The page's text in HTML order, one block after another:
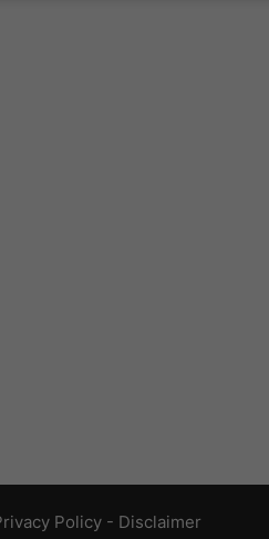
Policy - Disclaimer